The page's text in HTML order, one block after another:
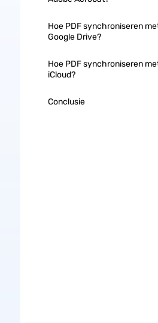
Hoe PDF synchroniseren
Google Drive?
Hoe PDF synchroniseren
iCloud?
Conclusie